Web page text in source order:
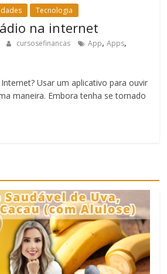
Tecnologia
na internet
cursosefinancas App,Apps,
Usar um aplicativo para ouvir
maneira. Embora tenha se tornado